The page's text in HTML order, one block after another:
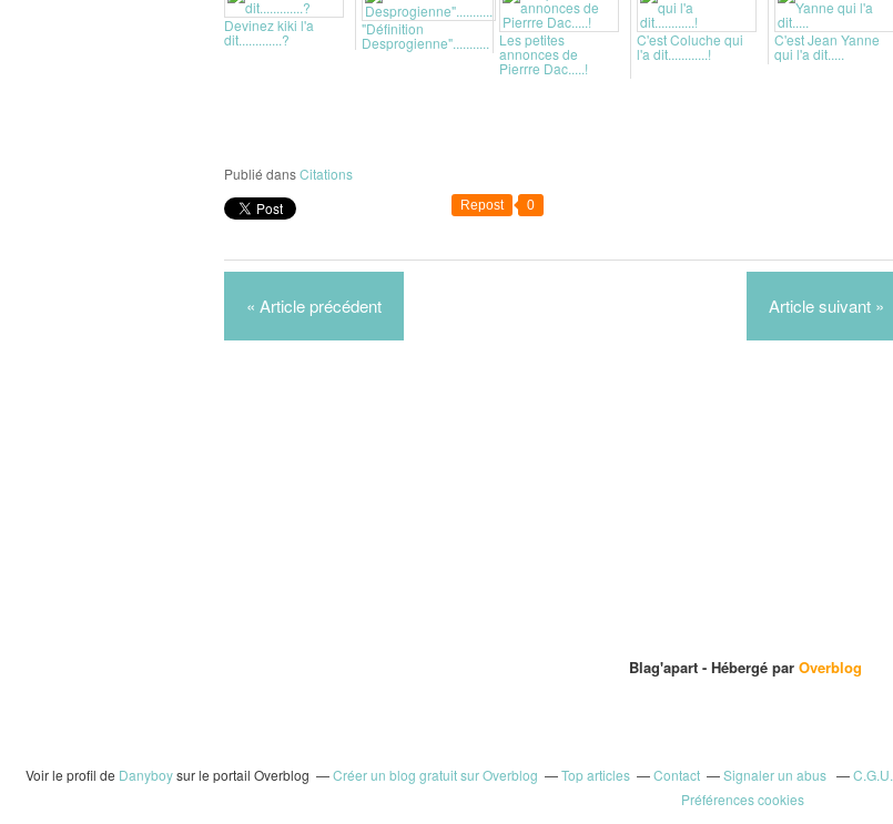
Devinez kiki l'a
dit.............?
"Définition
Desprogienne"........... Les petites
annonces de
Pierrre Dac.....!
C'est Coluche qui
l'a dit............!
C'est Jean Yanne
qui l'a dit.....
Publié dansCitations
Repost 0
« Article précédent Article suivant »
Blag'apart - Hébergé par Overblog
Voir le profil de Danyboysur le portail Overblog Créer un blog gratuit sur Overblog Top articles Contact Signaler un abus C.G.U.
Préférences cookies